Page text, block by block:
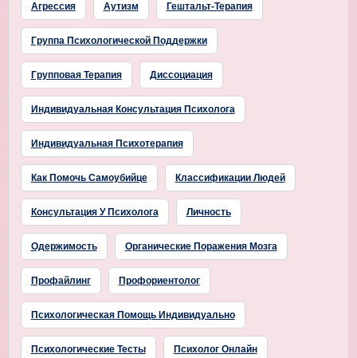
Агрессия Аутизм Гештальт-Терапия
Группа Психологической Поддержки
Групповая Терапия Диссоциация
Индивидуальная Консультация Психолога
Индивидуальная Психотерапия
Как Помочь Самоубийце Классификации Людей
Консультация У Психолога Личность
Одержимость Органические Поражения Мозга
Профайлинг Профориентолог
Психологическая Помощь Индивидуально
Психологические Тесты Психолог Онлайн